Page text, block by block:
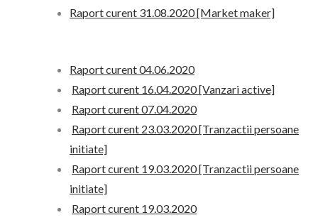
Raport curent 31.08.2020 [Market maker]
Raport curent 04.06.2020
Raport curent 16.04.2020 [Vanzari active]
Raport curent 07.04.2020
Raport curent 23.03.2020 [Tranzactii persoane
initiate]
Raport curent 19.03.2020 [Tranzactii persoane
initiate]
Raport curent 19.03.2020